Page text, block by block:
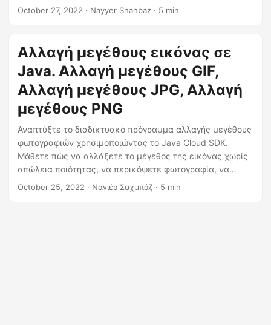
για να κόψετε κυκλική εικόνα. Μάθετε πώς να κόβετε
October 27, 2022 · Nayyer Shahbaz · 5 min
Αλλαγή μεγέθους εικόνας σε
Java. Αλλαγή μεγέθους GIF,
Αλλαγή μεγέθους JPG, Αλλαγή
μεγέθους PNG
Αναπτύξτε το διαδικτυακό πρόγραμμα αλλαγής μεγέθους
φωτογραφιών χρησιμοποιώντας το Java Cloud SDK.
Μάθετε πώς να αλλάξετε το μέγεθος της εικόνας χωρίς
απώλεια ποιότητας, να περικόψετε φωτογραφία, να
αλλάξετε μέγεθος gif, να αλλάξετε το μέγεθος JPG ή να
October 25, 2022 · Ναγιέρ Σαχμπάζ · 5 min